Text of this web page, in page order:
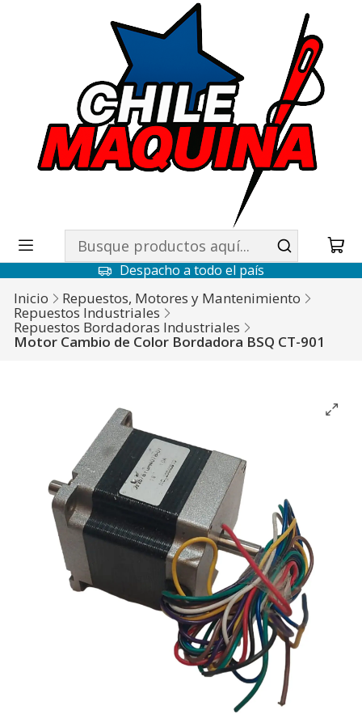
Despacho a todo el país
Inicio Repuestos, Motores y Mantenimiento
Repuestos Industriales
Repuestos Bordadoras Industriales
Motor Cambio de Color Bordadora BSQ CT-901